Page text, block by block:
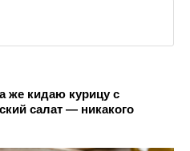
же кидаю курицу с
салат — никакого